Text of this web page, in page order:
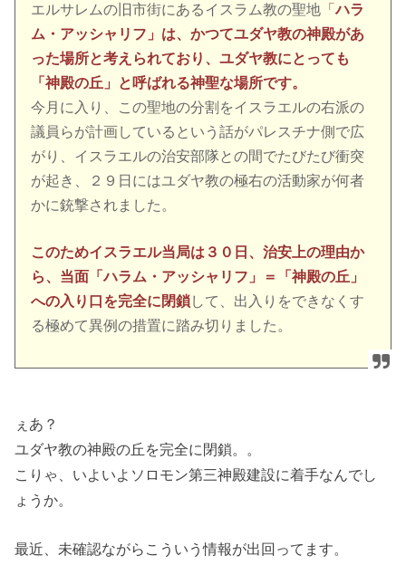
エルサレムの旧市街にあるイスラム教の聖地 「ハラ
ム・アッシャリフ」は、かつてユダヤ教の神殿があ
った場所と考えられており、ユダヤ教にとっても
「神殿の丘」と呼ばれる神聖な場所です。
今月に入り、この聖地の分割をイスラエルの右派の
議員らが計画しているという話がパレスチナ側で広
がり、イスラエルの治安部隊との間でたびたび衝突
が起き、２９日にはユダヤ教の極右の活動家が何者
かに銃撃されました。
このためイスラエル当局は３０日、治安上の理由か
ら、当面「ハラム・アッシャリフ」＝「神殿の丘」
への入り口を完全に閉鎖して、出入りをできなくす
る極めて異例の措置に踏み切りました。
ぇあ？
ユダヤ教の神殿の丘を完全に閉鎖。。
こりゃ、いよいよソロモン第三神殿建設に着手なんでし
ょうか。
最近、未確認ながらこういう情報が出回ってます。